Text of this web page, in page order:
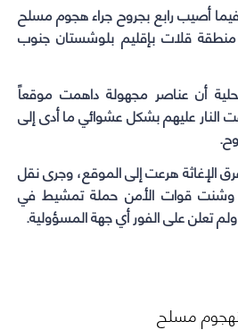
أصيب رابع بجروح جراء هجوم مسلح
قلات بإقليم بلوشستان جنوب
أن عناصر مجهولة داهمت موقعاً
النار عليهم بشكل عشوائي ما أدى إلى
الإغاثة هرعت إلى الموقع، وجرى نقل
وشنت قوات الأمن حملة تمشيط في
تعلن على الفور أي جهة المسؤولية.
(Opens
in
(Opens
in
(Opens
in
(Opens
in
مسلح